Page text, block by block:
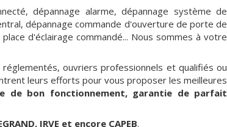
dépannage alarme, dépannage système de
dépannage commande d'ouverture de porte de
d'éclairage commandé... Nous sommes à votre
ouvriers professionnels et qualifiés ou
leurs efforts pour vous proposer les meilleures
de bon fonctionnement, garantie de parfait
IRVE et encore CAPEB.